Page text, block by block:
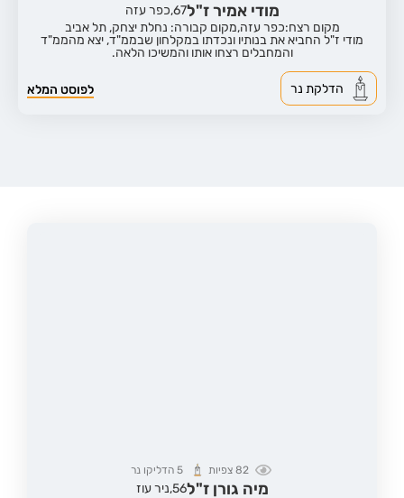
מודי אמיר ז"ל67, כפר עזה
מקום רצח:כפר עזה,מקום קבורה: נחלת יצחק, תל אביב
מודי ז"ל החביא את בנותיו ונכדתו במקלחון שבממ"ד, יצא מהממ"ד
והמחבלים רצחו אותו והמשיכו הלאה.
לפוסט המלא הדלקת נר
82 צפיות 5הדליקו נר
מיה גורן ז"ל56, ניר עוז